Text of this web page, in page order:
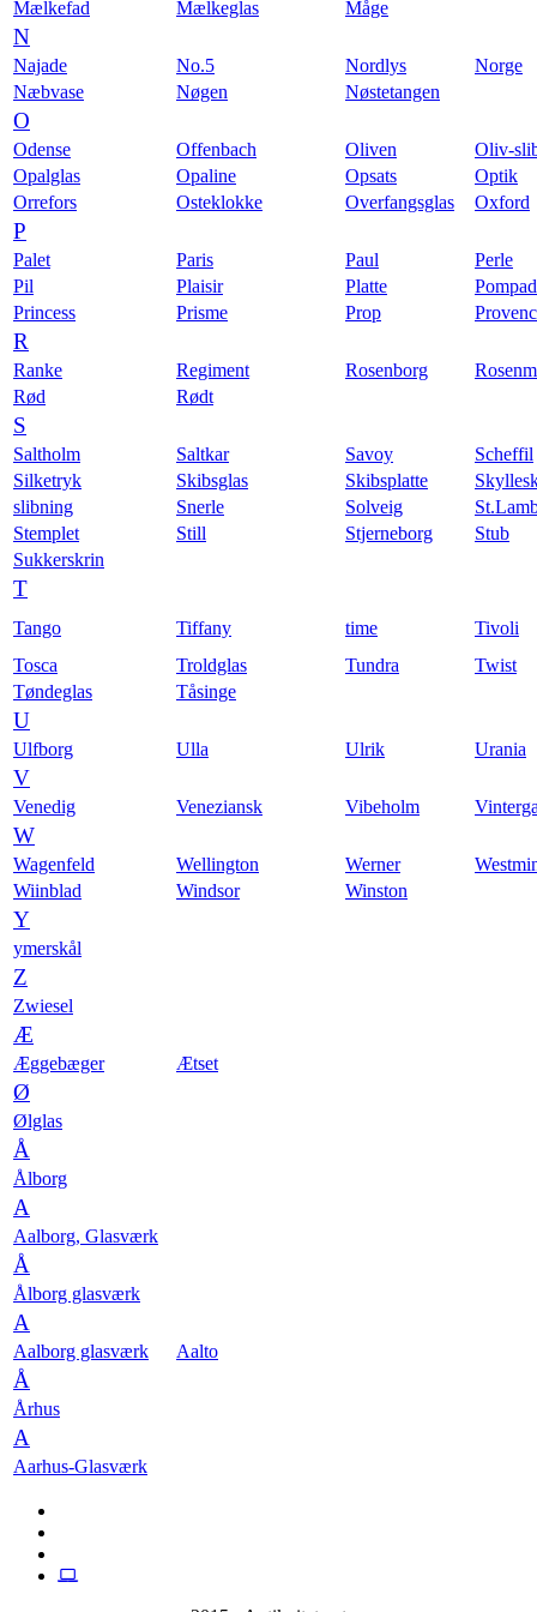
Mælkefad Mælkeglas Måge
N
Najade No.5 Nordlys
Norge
Næbvase
Nøgen Nøstetangen
O
Odense Offenbach Oliven
Oliv-
Opalglas
Opaline Opsats
Optik
Orrefors
Osteklokke Overfangsglas Oxford
P
Palet Paris Paul
Perle
Pil
Plaisir Platte
Princess
Prisme Prop
R
Ranke Regiment Rosenborg
Rød
Rødt
S
Saltholm Saltkar Savoy
Scheffil
Silketryk
Skibsglas Skibsplatte
slibning
Snerle Solveig
Stemplet
Still Stjerneborg
Stub
Sukkerskrin
T
Tango Tiffany time
Tivoli
Tosca
Troldglas Tundra
Twist
Tøndeglas
Tåsinge
U
Ulfborg Ulla Ulrik Urania
V
Venedig Veneziansk Vibeholm
W
Wagenfeld Wellington Werner
Wiinblad
Windsor Winston
Y
ymerskål
Z
Zwiesel
Æ
Æggebæger Ætset
Ø
Ølglas
Å
Ålborg
A
Aalborg, Glasværk
Å
Ålborg glasværk
A
Aalborg glasværk Aalto
Å
Århus
A
Aarhus-Glasværk